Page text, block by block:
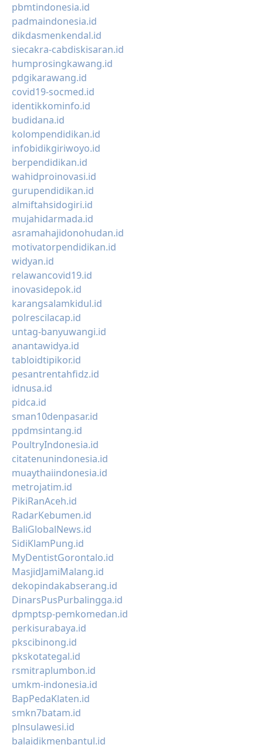
pbmtindonesia.id
padmaindonesia.id
dikdasmenkendal.id
siecakra-cabdiskisaran.id
humprosingkawang.id
pdgikarawang.id
covid19-socmed.id
identikkominfo.id
budidana.id
kolompendidikan.id
infobidikgiriwoyo.id
berpendidikan.id
wahidproinovasi.id
gurupendidikan.id
almiftahsidogiri.id
mujahidarmada.id
asramahajidonohudan.id
motivatorpendidikan.id
widyan.id
relawancovid19.id
inovasidepok.id
karangsalamkidul.id
polrescilacap.id
untag-banyuwangi.id
anantawidya.id
tabloidtipikor.id
pesantrentahfidz.id
idnusa.id
pidca.id
sman10denpasar.id
ppdmsintang.id
PoultryIndonesia.id
citatenunindonesia.id
muaythaiindonesia.id
metrojatim.id
PikiRanAceh.id
RadarKebumen.id
BaliGlobalNews.id
SidiKlamPung.id
MyDentistGorontalo.id
MasjidJamiMalang.id
dekopindakabserang.id
DinarsPusPurbalingga.id
dpmptsp-pemkomedan.id
perkisurabaya.id
pkscibinong.id
pkskotategal.id
rsmitraplumbon.id
umkm-indonesia.id
BapPedaKlaten.id
smkn7batam.id
plnsulawesi.id
balaidikmenbantul.id